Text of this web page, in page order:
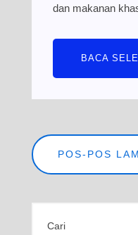
dan makanan
BACA
Navigasi
pos
POS-POS
Cari